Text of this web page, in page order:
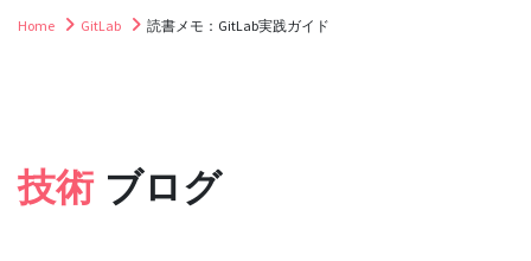
Home GitLab 読書メモ：GitLab実践ガイド
技術 ブログ